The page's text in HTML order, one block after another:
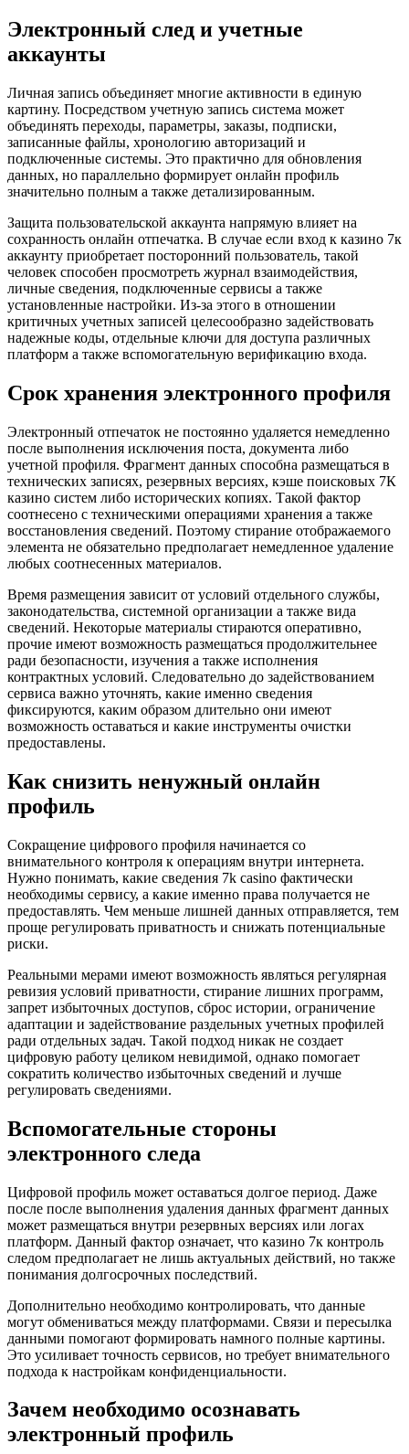
Электронный след и учетные
аккаунты
Личная запись объединяет многие активности в единую
картину. Посредством учетную запись система может
объединять переходы, параметры, заказы, подписки,
записанные файлы, хронологию авторизаций и
подключенные системы. Это практично для обновления
данных, но параллельно формирует онлайн профиль
значительно полным а также детализированным.
Защита пользовательской аккаунта напрямую влияет на
сохранность онлайн отпечатка. В случае если вход к казино 7к
аккаунту приобретает посторонний пользователь, такой
человек способен просмотреть журнал взаимодействия,
личные сведения, подключенные сервисы а также
установленные настройки. Из-за этого в отношении
критичных учетных записей целесообразно задействовать
надежные коды, отдельные ключи для доступа различных
платформ а также вспомогательную верификацию входа.
Срок хранения электронного профиля
Электронный отпечаток не постоянно удаляется немедленно
после выполнения исключения поста, документа либо
учетной профиля. Фрагмент данных способна размещаться в
технических записях, резервных версиях, кэше поисковых 7К
казино систем либо исторических копиях. Такой фактор
соотнесено с техническими операциями хранения а также
восстановления сведений. Поэтому стирание отображаемого
элемента не обязательно предполагает немедленное удаление
любых соотнесенных материалов.
Время размещения зависит от условий отдельного службы,
законодательства, системной организации а также вида
сведений. Некоторые материалы стираются оперативно,
прочие имеют возможность размещаться продолжительнее
ради безопасности, изучения а также исполнения
контрактных условий. Следовательно до задействованием
сервиса важно уточнять, какие именно сведения
фиксируются, каким образом длительно они имеют
возможность оставаться и какие инструменты очистки
предоставлены.
Как снизить ненужный онлайн
профиль
Сокращение цифрового профиля начинается со
внимательного контроля к операциям внутри интернета.
Нужно понимать, какие сведения 7k casino фактически
необходимы сервису, а какие именно права получается не
предоставлять. Чем меньше лишней данных отправляется, тем
проще регулировать приватность и снижать потенциальные
риски.
Реальными мерами имеют возможность являться регулярная
ревизия условий приватности, стирание лишних программ,
запрет избыточных доступов, сброс истории, ограничение
адаптации и задействование раздельных учетных профилей
ради отдельных задач. Такой подход никак не создает
цифровую работу целиком невидимой, однако помогает
сократить количество избыточных сведений и лучше
регулировать сведениями.
Вспомогательные стороны
электронного следа
Цифровой профиль может оставаться долгое период. Даже
после после выполнения удаления данных фрагмент данных
может размещаться внутри резервных версиях или логах
платформ. Данный фактор означает, что казино 7к контроль
следом предполагает не лишь актуальных действий, но также
понимания долгосрочных последствий.
Дополнительно необходимо контролировать, что данные
могут обмениваться между платформами. Связи и пересылка
данными помогают формировать намного полные картины.
Это усиливает точность сервисов, но требует внимательного
подхода к настройкам конфиденциальности.
Зачем необходимо осознавать
электронный профиль